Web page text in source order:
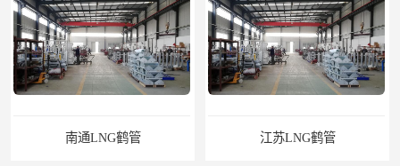
南通LNG鹤管 江苏LNG鹤管